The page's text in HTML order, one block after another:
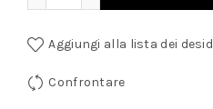
Aggiungi alla lista dei
Confrontare